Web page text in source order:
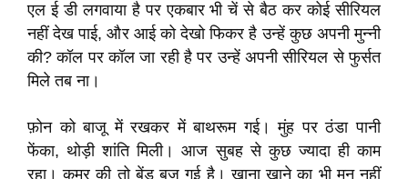
एल ई डी लगवाया है पर एकबार भी चें से बैठ कर कोई सीरियल
नहीं देख पाई, और आई को देखो फिकर है उन्हें कुछ अपनी मुन्नी
की? कॉल पर कॉल जा रही है पर उन्हें अपनी सीरियल से फुर्सत
मिले तब ना।
फ़ोन को बाजू में रखकर में बाथरूम गई। मुंह पर ठंडा पानी
फेंका, थोड़ी शांति मिली। आज सुबह से कुछ ज्यादा ही काम
रहा। कमर की तो बेंड बज गई है। खाना खाने का भी मन नहीं